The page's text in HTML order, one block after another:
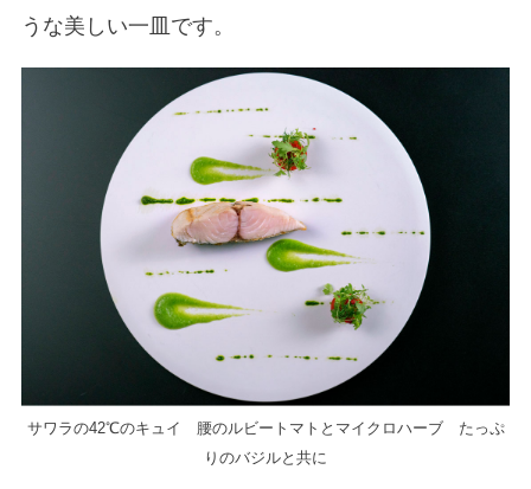
うな美しい一皿です。
サワラの42℃のキュイ 腰のルビートマトとマイクロハーブ たっぷ
りのバジルと共に